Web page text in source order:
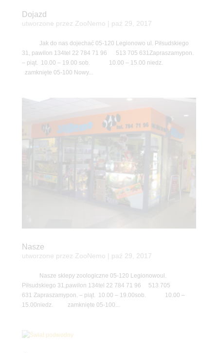
Dojazd
utworzone przez ZooNemo paź 29, 2017
Jak do nas dojechać 05-120 Legionowo ul. Piłsudskiego
31, pawilon 134tel 22 784 71 96 513 705 631Zapraszamypon.
– piąt. 10.00 – 19.00 sob. 10.00 – 15.00 niedz.
zamknięte 05-100 Nowy...
Nasze
utworzone przez ZooNemo paź 29, 2017
Nasze sklepy zoologiczne 05-120 Legionowoul.
Piłsudskiego 31,pawilon 134tel 22 784 71 96 513 705
631 Zapraszamypon. – piąt. 10.00 – 19.00sob. 10.00 –
15.00niedz. zamknięte 05-100...